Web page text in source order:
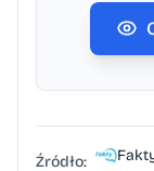
Źródło: